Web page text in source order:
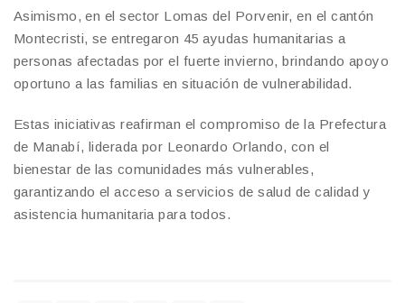
Asimismo, en el sector Lomas del Porvenir, en el cantón
Montecristi, se entregaron 45 ayudas humanitarias a
personas afectadas por el fuerte invierno, brindando apoyo
oportuno a las familias en situación de vulnerabilidad.
Estas iniciativas reafirman el compromiso de la Prefectura
de Manabí, liderada por Leonardo Orlando, con el
bienestar de las comunidades más vulnerables,
garantizando el acceso a servicios de salud de calidad y
asistencia humanitaria para todos.